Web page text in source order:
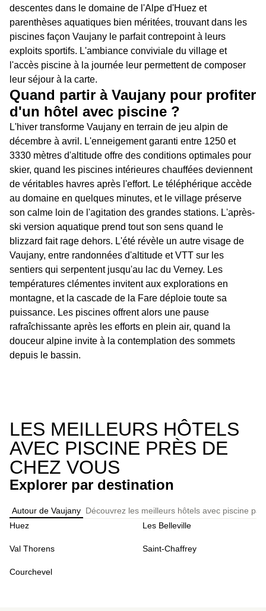
descentes dans le domaine de l'Alpe d'Huez et
parenthèses aquatiques bien méritées, trouvant dans les
piscines façon Vaujany le parfait contrepoint à leurs
exploits sportifs. L'ambiance conviviale du village et
l'accès piscine à la journée leur permettent de composer
leur séjour à la carte.
Quand partir à Vaujany pour profiter
d'un hôtel avec piscine ?
L'hiver transforme Vaujany en terrain de jeu alpin de
décembre à avril. L'enneigement garanti entre 1250 et
3330 mètres d'altitude offre des conditions optimales pour
skier, quand les piscines intérieures chauffées deviennent
de véritables havres après l'effort. Le téléphérique accède
au domaine en quelques minutes, et le village préserve
son calme loin de l'agitation des grandes stations. L'après-
ski version aquatique prend tout son sens quand le
blizzard fait rage dehors. L'été révèle un autre visage de
Vaujany, entre randonnées d'altitude et VTT sur les
sentiers qui serpentent jusqu'au lac du Verney. Les
températures clémentes invitent aux explorations en
montagne, et la cascade de la Fare déploie toute sa
puissance. Les piscines offrent alors une pause
rafraîchissante après les efforts en plein air, quand la
douceur alpine invite à la contemplation des sommets
depuis le bassin.
LES MEILLEURS HÔTELS
AVEC PISCINE PRÈS DE
CHEZ VOUS
Explorer par destination
Autour de Vaujany Découvrez les meilleurs hôtels avec piscine
Huez
Les Belleville
Val Thorens Saint-Chaffrey
Courchevel